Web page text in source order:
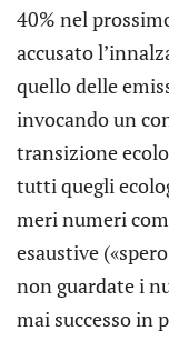
40% nel
accusato
quello delle
invocando un
transizione
tutti quegli
meri numeri
esaustive
non guardate i
mai successo in